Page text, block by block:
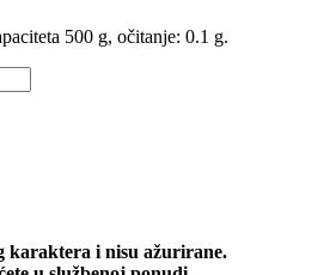
500 g, očitanje: 0.1 g.
karaktera i nisu ažurirane.